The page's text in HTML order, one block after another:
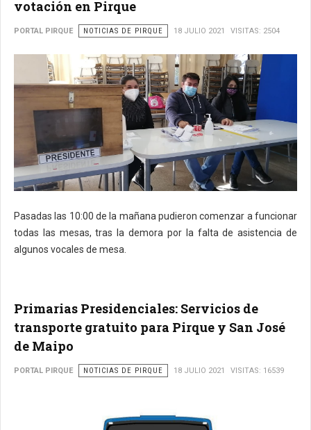
votación en Pirque
PORTAL PIRQUE NOTICIAS DE PIRQUE 18 JULIO 2021 VISITAS: 2504
Pasadas las 10:00 de la mañana pudieron comenzar a funcionar
todas las mesas, tras la demora por la falta de asistencia de
algunos vocales de mesa.
Primarias Presidenciales: Servicios de
transporte gratuito para Pirque y San José
de Maipo
PORTAL PIRQUE NOTICIAS DE PIRQUE 18 JULIO 2021 VISITAS: 16539